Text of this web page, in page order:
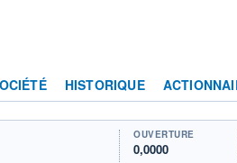
HISTORIQUE
OUVERTURE
0,0000